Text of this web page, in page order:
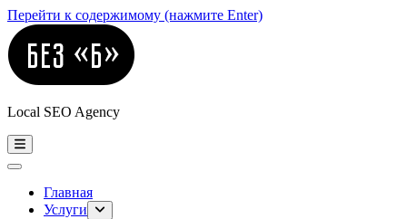
Перейти к содержимому (нажмите Enter)
Local SEO Agency
Главная
Услуги